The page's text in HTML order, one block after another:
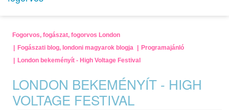
Fogorvos, fogászat, fogorvos London
Fogászati blog, londoni magyarok blogja
Programajánló
London bekeményít - High Voltage Festival
LONDON BEKEMÉNYÍT - HIGH
VOLTAGE FESTIVAL